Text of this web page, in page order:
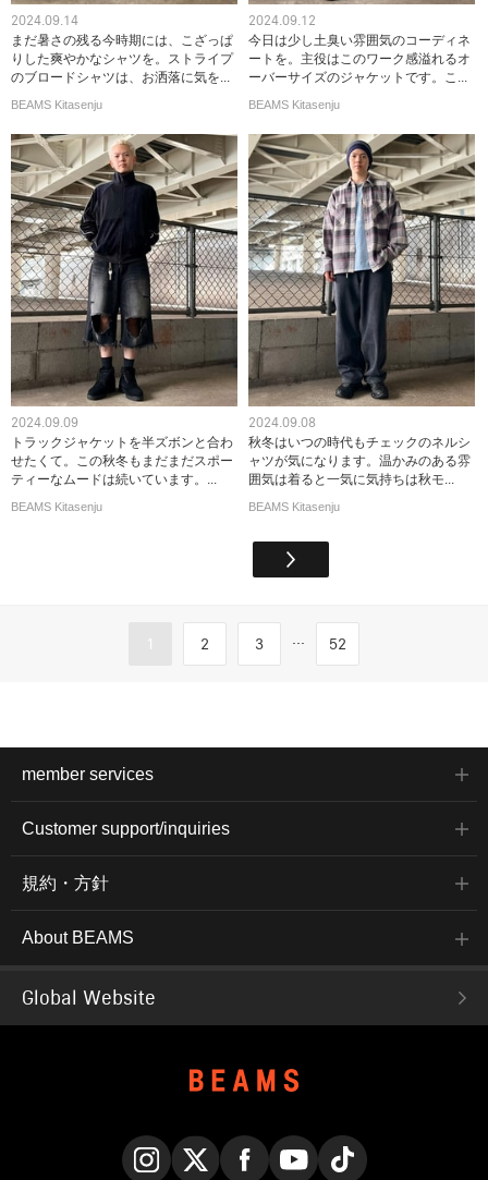
2024.09.14
まだ暑さの残る今時期には、こざっぱ
りした爽やかなシャツを。ストライプ
のブロードシャツは、お洒落に気を...
BEAMS Kitasenju
2024.09.12
今日は少し土臭い雰囲気のコーディネ
ートを。主役はこのワーク感溢れるオ
ーバーサイズのジャケットです。こ...
BEAMS Kitasenju
2024.09.09
トラックジャケットを半ズボンと合わ
せたくて。この秋冬もまだまだスポー
ティーなムードは続いています。...
BEAMS Kitasenju
2024.09.08
秋冬はいつの時代もチェックのネルシ
ャツが気になります。温かみのある雰
囲気は着ると一気に気持ちは秋モ...
BEAMS Kitasenju
1 2 3 ... 52
member services
Customer support/inquiries
規約・方針
About BEAMS
Global Website